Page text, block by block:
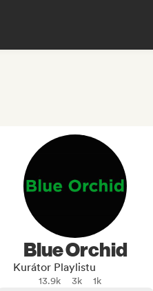
Blue Orchid
Kurátor Playlistu
13.9k 3k
1k